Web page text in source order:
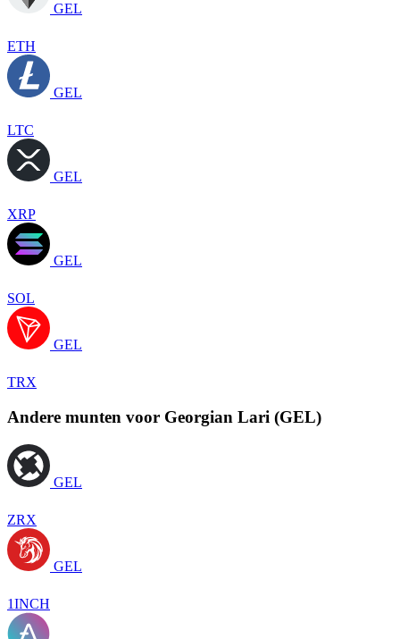
GEL
ETH
GEL
LTC
GEL
XRP
GEL
SOL
GEL
TRX
Andere munten voor Georgian Lari (GEL)
GEL
ZRX
GEL
1INCH